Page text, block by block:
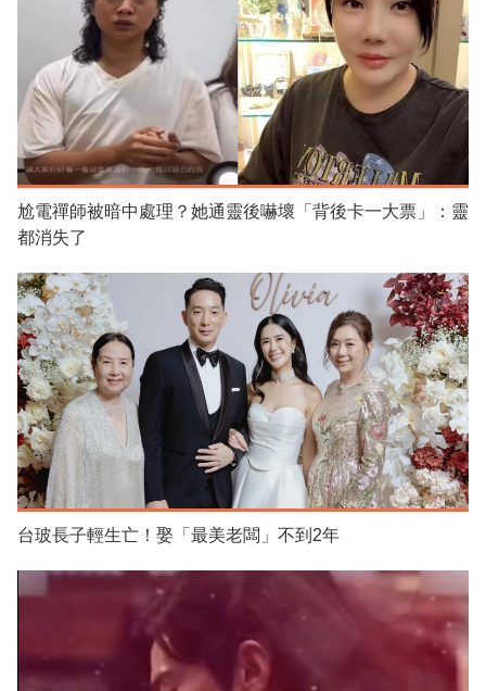
尬電禪師被暗中處理？她通靈後嚇壞「背後卡一大票」：靈
都消失了
台玻長子輕生亡！娶「最美老闆」不到2年